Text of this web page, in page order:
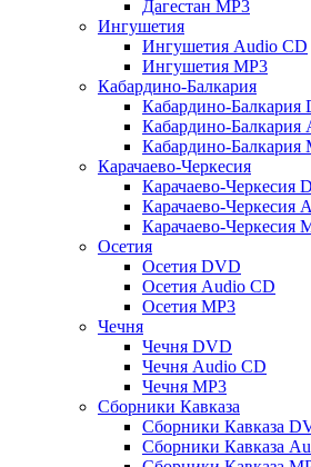
Дагестан MP3
Ингушетия
Ингушетия Audio CD
Ингушетия MP3
Кабардино-Балкария
Кабардино-Балкария
Кабардино-Балкария
Кабардино-Балкария
Карачаево-Черкесия
Карачаево-Черкесия
Карачаево-Черкесия
Карачаево-Черкесия
Осетия
Осетия DVD
Осетия Audio CD
Осетия MP3
Чечня
Чечня DVD
Чечня Audio CD
Чечня MP3
Сборники Кавказа
Сборники Кавказа
Сборники Кавказа